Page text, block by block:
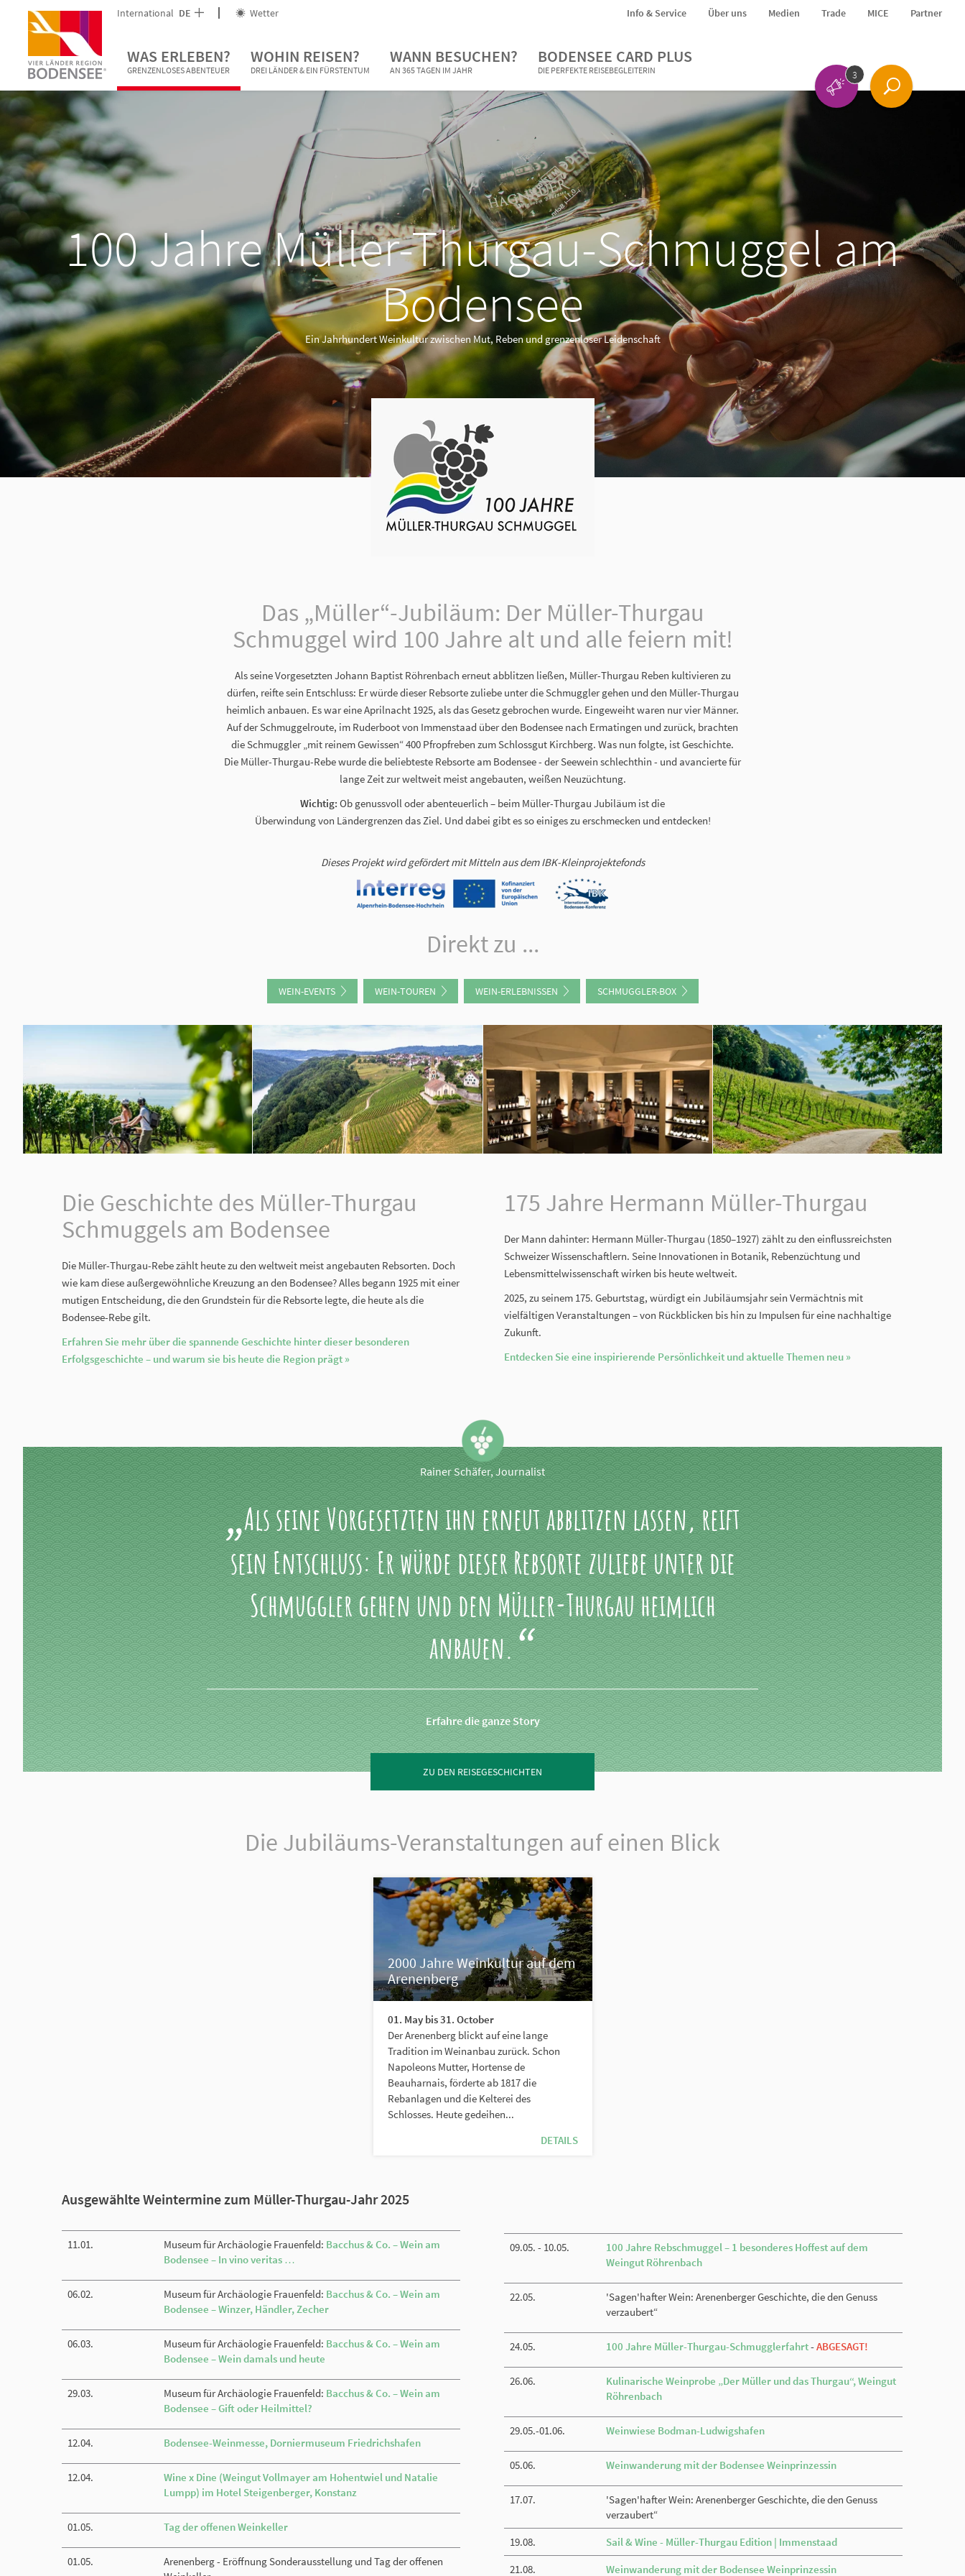
International DE Wetter Info & Service Über uns Medien Trade MICE Partner
WAS ERLEBEN?
GRENZENLOSES ABENTEUER
WOHIN REISEN?
DREI LÄNDER & EIN FÜRSTENTUM
WANN BESUCHEN?
AN 365 TAGEN IM JAHR
BODENSEE CARD PLUS
DIE PERFEKTE REISEBEGLEITERIN 3
100 Jahre Müller-Thurgau-Schmuggel am
Bodensee
Ein Jahrhundert Weinkultur zwischen Mut, Reben und grenzenloser Leidenschaft
Das „Müller“-Jubiläum: Der Müller-Thurgau
Schmuggel wird 100 Jahre alt und alle feiern mit!
Als seine Vorgesetzten Johann Baptist Röhrenbach erneut abblitzen ließen, Müller-Thurgau Reben kultivieren zu
dürfen, reifte sein Entschluss: Er würde dieser Rebsorte zuliebe unter die Schmuggler gehen und den Müller-Thurgau
heimlich anbauen. Es war eine Aprilnacht 1925, als das Gesetz gebrochen wurde. Eingeweiht waren nur vier Männer.
Auf der Schmuggelroute, im Ruderboot von Immenstaad über den Bodensee nach Ermatingen und zurück, brachten
die Schmuggler „mit reinem Gewissen“ 400 Pfropfreben zum Schlossgut Kirchberg. Was nun folgte, ist Geschichte.
Die Müller-Thurgau-Rebe wurde die beliebteste Rebsorte am Bodensee - der Seewein schlechthin - und avancierte für
lange Zeit zur weltweit meist angebauten, weißen Neuzüchtung.
Wichtig: Ob genussvoll oder abenteuerlich – beim Müller-Thurgau Jubiläum ist die
Überwindung von Ländergrenzen das Ziel. Und dabei gibt es so einiges zu erschmecken und entdecken!
Dieses Projekt wird gefördert mit Mitteln aus dem IBK-Kleinprojektefonds
Direkt zu ...
WEIN-EVENTS WEIN-TOUREN WEIN-ERLEBNISSEN SCHMUGGLER-BOX
Die Geschichte des Müller-Thurgau
Schmuggels am Bodensee
Die Müller-Thurgau-Rebe zählt heute zu den weltweit meist angebauten Rebsorten. Doch
wie kam diese außergewöhnliche Kreuzung an den Bodensee? Alles begann 1925 mit einer
mutigen Entscheidung, die den Grundstein für die Rebsorte legte, die heute als die
Bodensee-Rebe gilt.
Erfahren Sie mehr über die spannende Geschichte hinter dieser besonderen
Erfolgsgeschichte – und warum sie bis heute die Region prägt »
175 Jahre Hermann Müller-Thurgau
Der Mann dahinter: Hermann Müller-Thurgau (1850–1927) zählt zu den einflussreichsten
Schweizer Wissenschaftlern. Seine Innovationen in Botanik, Rebenzüchtung und
Lebensmittelwissenschaft wirken bis heute weltweit.
2025, zu seinem 175. Geburtstag, würdigt ein Jubiläumsjahr sein Vermächtnis mit
vielfältigen Veranstaltungen – von Rückblicken bis hin zu Impulsen für eine nachhaltige
Zukunft.
Entdecken Sie eine inspirierende Persönlichkeit und aktuelle Themen neu »
Rainer Schäfer, Journalist
Als seine Vorgesetzten ihn erneut abblitzen lassen, reift
sein Entschluss: Er würde dieser Rebsorte zuliebe unter die
Schmuggler gehen und den Müller-Thurgau heimlich
anbauen.
Erfahre die ganze Story
ZU DEN REISEGESCHICHTEN
Die Jubiläums-Veranstaltungen auf einen Blick
2000 Jahre Weinkultur auf dem
Arenenberg
01. May bis 31. October
Der Arenenberg blickt auf eine lange
Tradition im Weinanbau zurück. Schon
Napoleons Mutter, Hortense de
Beauharnais, förderte ab 1817 die
Rebanlagen und die Kelterei des
Schlosses. Heute gedeihen...
DETAILS
Ausgewählte Weintermine zum Müller-Thurgau-Jahr 2025
11.01. Museum für Archäologie Frauenfeld: Bacchus & Co. – Wein am
Bodensee – In vino veritas …
06.02. Museum für Archäologie Frauenfeld: Bacchus & Co. – Wein am
Bodensee – Winzer, Händler, Zecher
06.03. Museum für Archäologie Frauenfeld: Bacchus & Co. – Wein am
Bodensee – Wein damals und heute
29.03. Museum für Archäologie Frauenfeld: Bacchus & Co. – Wein am
Bodensee – Gift oder Heilmittel?
12.04. Bodensee-Weinmesse, Dorniermuseum Friedrichshafen
12.04.
Wine x Dine (Weingut Vollmayer am Hohentwiel und Natalie
Lumpp) im Hotel Steigenberger, Konstanz
01.05. Tag der offenen Weinkeller
01.05.
Arenenberg - Eröffnung Sonderausstellung und Tag der offenen
09.05. - 10.05.
100 Jahre Rebschmuggel – 1 besonderes Hoffest auf dem
Weingut Röhrenbach
22.05.
'Sagen'hafter Wein: Arenenberger Geschichte, die den Genuss
verzaubert“
24.05. 100 Jahre Müller-Thurgau-Schmugglerfahrt-ABGESAGT!
26.06.
Kulinarische Weinprobe „Der Müller und das Thurgau“, Weingut
Röhrenbach
29.05.-01.06. Weinwiese Bodman-Ludwigshafen
05.06. Weinwanderung mit der Bodensee Weinprinzessin
17.07.
'Sagen'hafter Wein: Arenenberger Geschichte, die den Genuss
verzaubert“
19.08.
Sail & Wine - Müller-Thurgau Edition | Immenstaad
21.08.
Weinwanderung mit der Bodensee Weinprinzessin